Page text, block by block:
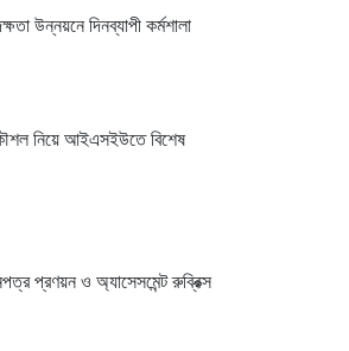
উন্নয়নে দিনব্যাপী কর্মশালা
নিয়ে আইএসইউতে বিশেষ
প্রণয়ন ও অ্যাসেসমেন্ট রুব্রিক্স